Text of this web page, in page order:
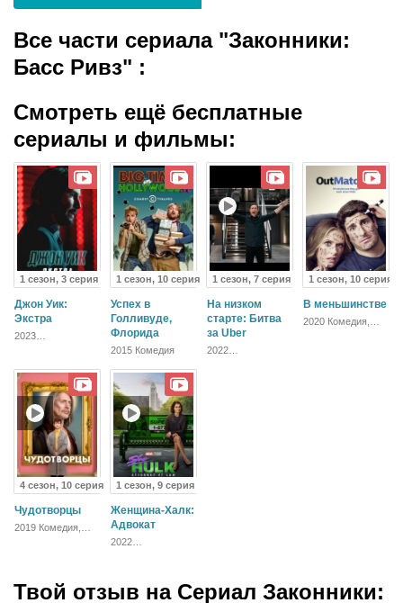
Все части сериала "Законники:
Басс Ривз" :
Смотреть ещё бесплатные
сериалы и фильмы:
1 сезон, 3 серия
Джон Уик:
Экстра
2023
1 сезон, 10 серия
Успех в
Голливуде,
Флорида
2015 Комедия
1 сезон, 7 серия
На низком
старте: Битва
за Uber
2022
1 сезон, 10 серия
В меньшинстве
2020 Комедия,
4 сезон, 10 серия
Чудотворцы
2019 Комедия,
1 сезон, 9 серия
Женщина-Халк:
Адвокат
2022
Твой отзыв на Сериал Законники: